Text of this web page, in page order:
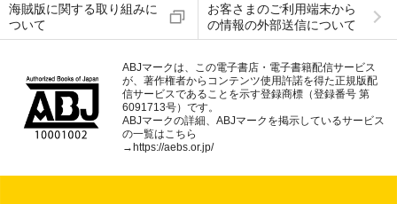
海賊版に関する取り組みに
ついて
お客さまのご利用端末から
の情報の外部送信について
ABJマークは、この電子書店・電子書籍配信サービス
が、著作権者からコンテンツ使用許諾を得た正規版配
信サービスであることを示す登録商標（登録番号 第
6091713号）です。
ABJマークの詳細、ABJマークを掲示しているサービス
の一覧はこちら
→https://aebs.or.jp/